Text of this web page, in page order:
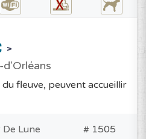
fleuve, peuvent accueillir
Lune # 1505